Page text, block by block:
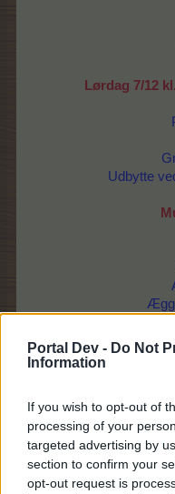
Portal Dev - Do Not
Information
If you wish to opt-out of
processing of your
targeted advertising by
section to confirm your
opt-out request is
Lørdag 7/12
Udbytte